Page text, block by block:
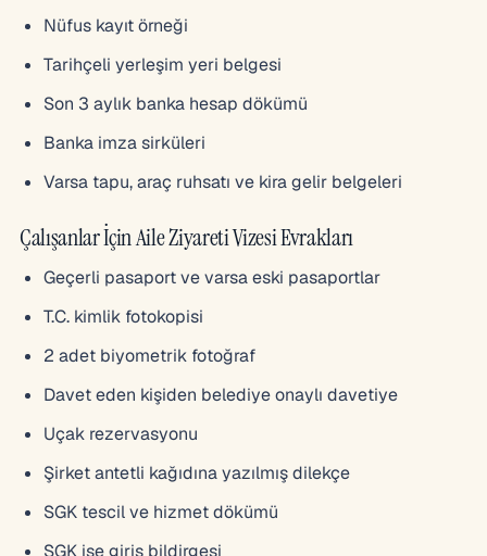
Nüfus kayıt örneği
Tarihçeli yerleşim yeri belgesi
Son 3 aylık banka hesap dökümü
Banka imza sirküleri
Varsa tapu, araç ruhsatı ve kira gelir belgeleri
Çalışanlar İçin Aile Ziyareti Vizesi Evrakları
Geçerli pasaport ve varsa eski pasaportlar
T.C. kimlik fotokopisi
2 adet biyometrik fotoğraf
Davet eden kişiden belediye onaylı davetiye
Uçak rezervasyonu
Şirket antetli kağıdına yazılmış dilekçe
SGK tescil ve hizmet dökümü